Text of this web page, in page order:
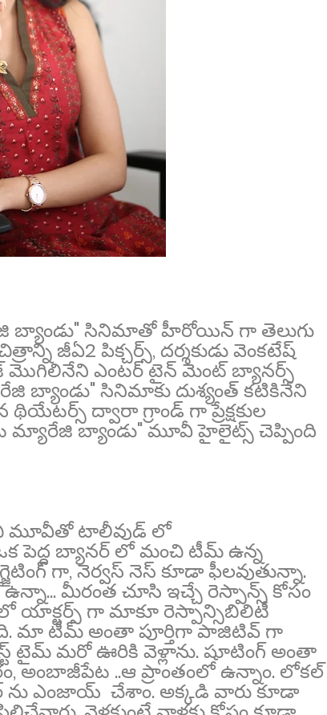
బ్యాండు" సినిమాతో హీరోయిన్ గా తెలుగు
జీఏ2 పిక్చర్స్, దర్శకుడు వెంకటేష్
ఎంటర్ టైన్ మెంట్ బ్యానర్స్
బ్యాండు" సినిమాకు దుశ్యంత్ కటికినేని
థియేటర్స్ ద్వారా గ్రాండ్ గా ప్రేక్షకుల
మ్యారేజి బ్యాండు" మూవీ హైలైట్స్ చెప్పింది
మూవీతో టాలీవుడ్ లో
ఒక పెద్ద బ్యానర్ లో మంచి టీమ్ ఉన్న
గా, నెర్వస్ నెస్ కూడా ఫీలవుతున్నా.
మీరంత చూసి ఇచ్చే రెస్పాన్స్ కోసం
యాక్టర్స్ గా మాకూ రెస్పాన్సిబిలిటీ
మా టీమ్ అంతా పూర్తిగా పాజిటివ్ గా
మరో ఊరికి వెళ్లాను. షూటింగ్ అంతా
అంబాజీపేట ..ఆ ప్రాంతంలో ఉన్నాం. లోకల్
ను ఎంజాయ్ చేశాం. అక్కడి వారు కూడా